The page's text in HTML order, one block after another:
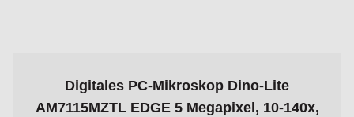
Digitales PC-Mikroskop Dino-Lite
AM7115MZTL EDGE 5 Megapixel, 10-140x,